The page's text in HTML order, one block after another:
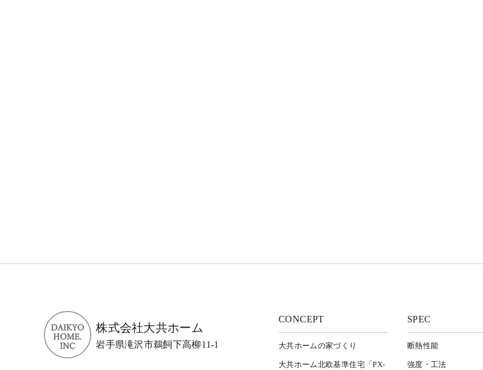
株式会社大共ホーム
岩手県滝沢市鵜飼下高柳11-1
CONCEPT
大共ホームの家づくり
大共ホーム北欧基準住宅「PX-
SPEC
断熱性能
強度・工法